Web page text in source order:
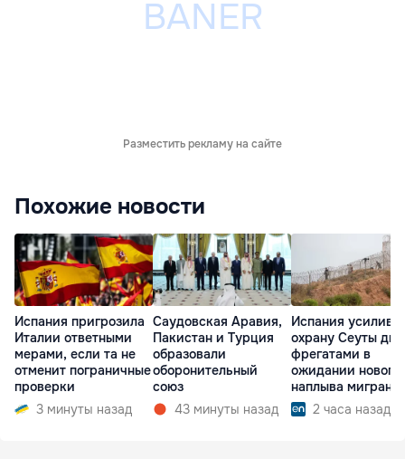
Разместить рекламу на сайте
Похожие новости
Испания пригрозила
Италии ответными
мерами, если та не
отменит пограничные
проверки
3 минуты назад
Саудовская Аравия,
Пакистан и Турция
образовали
оборонительный
союз
43 минуты назад
Испания
охрану Сеуты
фрегатами в
ожидании нового
наплыва
2 часа назад